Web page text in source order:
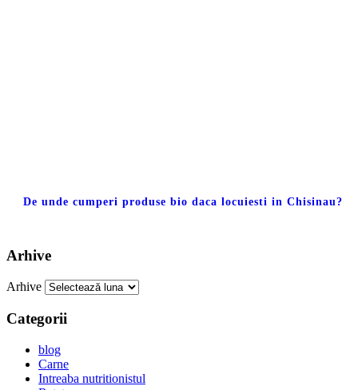
De unde cumperi produse bio daca locuiesti in Chisinau?
Arhive
Arhive
Categorii
blog
Carne
Intreaba nutritionistul